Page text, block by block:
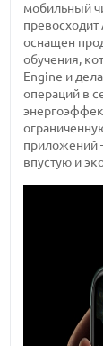
мобильный
оснащен
обучения,
Engine и
операций в
приложений
впустую и